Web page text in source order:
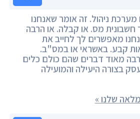
ניהול. זה אומר שאנחנו
חשבונית מס. או קבלה. או הרבה
מאפשרים לך לחייב את
קבע. באשראי או במס"ב.
מאוד דברים שהם כולם כלים
עסק בצורה היעילה והמועילה
שלנו »